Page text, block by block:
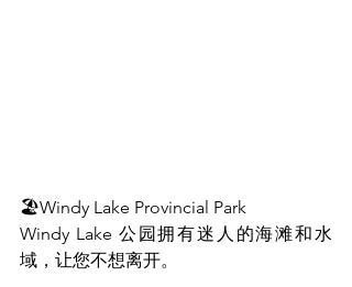
🏖Windy Lake Provincial Park
Windy Lake 公园拥有迷人的海滩和水
域，让您不想离开。